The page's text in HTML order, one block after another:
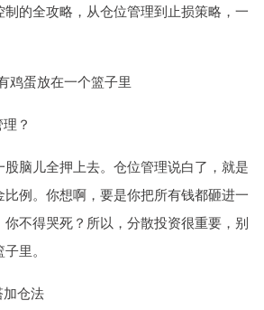
的全攻略，从仓位管理到止损策略，一
鸡蛋放在一个篮子里
？
脑儿全押上去。仓位管理说白了，就是
例。你想啊，要是你把所有钱都砸进一
你不得哭死？所以，分散投资很重要，别
里。
仓法